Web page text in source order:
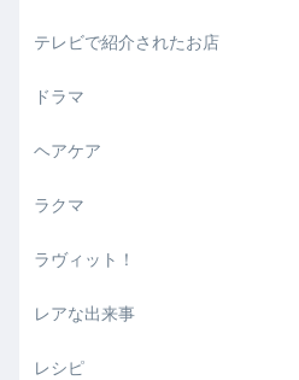
テレビで紹介されたお店
ドラマ
ヘアケア
ラクマ
ラヴィット！
レアな出来事
レシピ